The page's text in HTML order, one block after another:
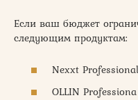
Если ваш бюджет
следующим продуктам:
Nexxt
OLLIN